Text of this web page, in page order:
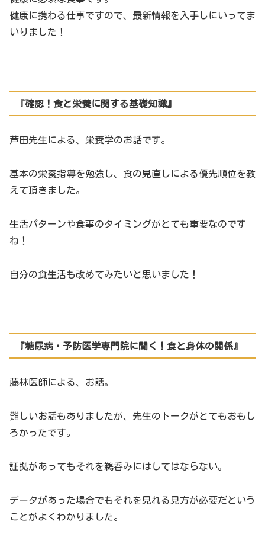
健康に携わる仕事ですので、最新情報を入手しにいってま
いりました！
『確認！食と栄養に関する基礎知識』
芦田先生による、栄養学のお話です。
基本の栄養指導を勉強し、食の見直しによる優先順位を教
えて頂きました。
生活パターンや食事のタイミングがとても重要なのです
ね！
自分の食生活も改めてみたいと思いました！
『糖尿病・予防医学専門院に聞く！食と身体の関係』
藤林医師による、お話。
難しいお話もありましたが、先生のトークがとてもおもし
ろかったです。
証拠があってもそれを鵜呑みにはしてはならない。
データがあった場合でもそれを見れる見方が必要だという
ことがよくわかりました。